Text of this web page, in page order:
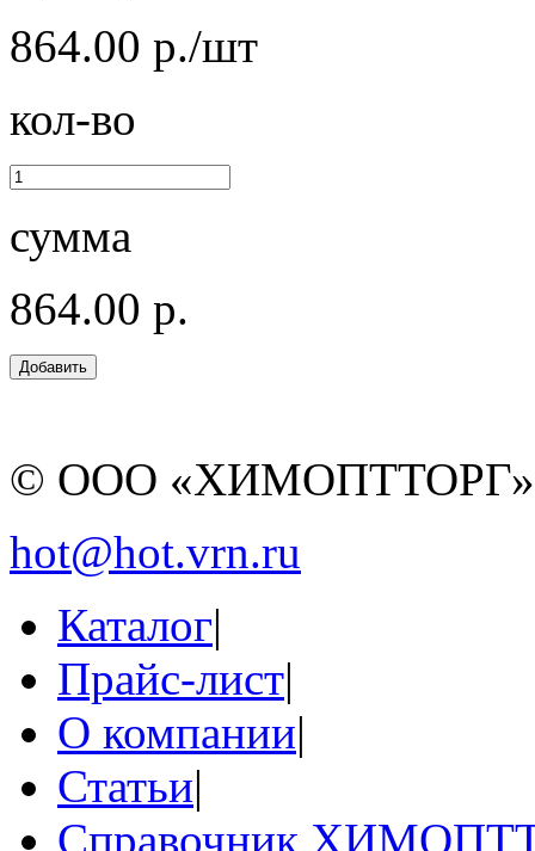
864.00 р./шт
кол-во
сумма
864.00 р.
© ООО
hot@hot.vrn.ru
Каталог|
Прайс-лист|
О компании|
Статьи|
Справочник